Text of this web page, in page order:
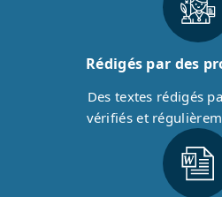
Rédigés par des
Des textes rédigés
vérifiés et